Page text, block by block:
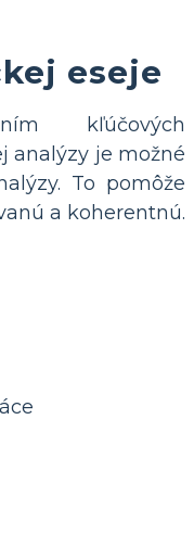
eseje
kľúčových
analýzy je možné
To pomôže
a koherentnú.